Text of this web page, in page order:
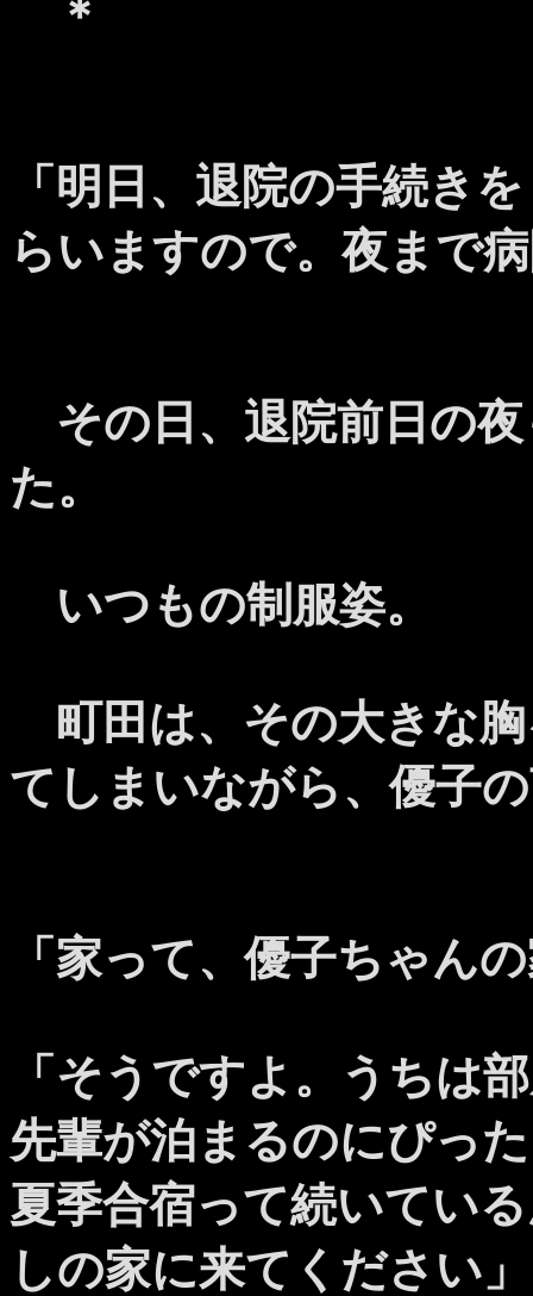
＊
「明日、退院の手続き
らいますので。夜まで
その日、退院前日の
た。
いつもの制服姿。
町田は、その大きな
てしまいながら、優子
「家って、優子ちゃん
「そうですよ。うちは
先輩が泊まるのにぴっ
夏季合宿って続いてい
しの家に来てください」